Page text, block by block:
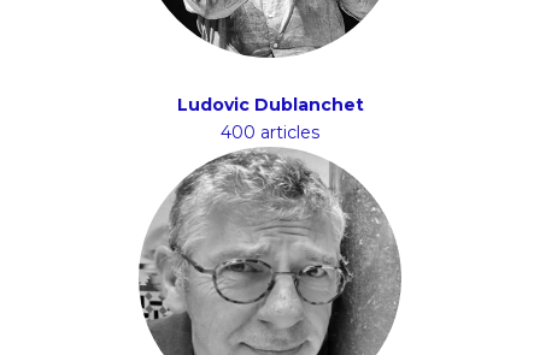
Ludovic Dublanchet
400 articles